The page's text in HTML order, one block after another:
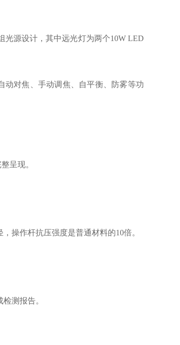
源设计，其中远光灯为两个10W LED
动对焦、手动调焦、自平衡、防雾等功
呈现。
操作杆抗压强度是普通材料的10倍。
测报告。